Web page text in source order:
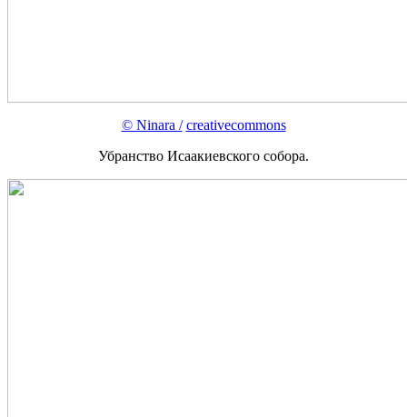
© Ninara / creativecommons
Убранство Исаакиевского собора.